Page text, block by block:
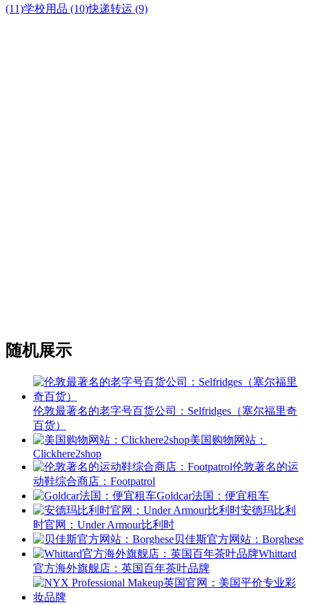
(11)学校用品 (10)快递转运 (9)
随机展示
伦敦最著名的老字号百货公司：Selfridges（塞尔福里奇
百货）
美国购物网站：
Clickhere2shop
伦敦著名的运
动鞋综合商店：Footpatrol
Goldcar法国：便宜租车
安德玛比利
时官网：Under Armour比利时
贝佳斯官方网站：Borghese
Whittard
官方海外旗舰店：英国百年茶叶品牌